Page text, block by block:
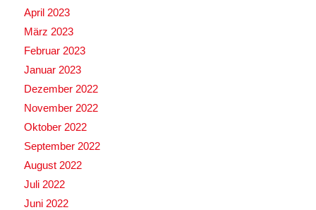
April 2023
März 2023
Februar 2023
Januar 2023
Dezember 2022
November 2022
Oktober 2022
September 2022
August 2022
Juli 2022
Juni 2022